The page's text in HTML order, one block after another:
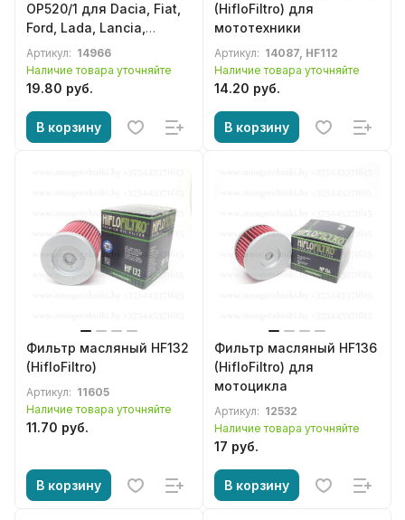
OP520/1 для Dacia, Fiat,
Ford, Lada, Lancia,
Renault
Артикул: 14966
Наличие товара уточняйте
19.80 руб.
В корзину
(HifloFiltro) для
мототехники
Артикул: 14087, HF112
Наличие товара уточняйте
14.20 руб.
В корзину
Фильтр масляный HF132
(HifloFiltro)
Артикул: 11605
Наличие товара уточняйте
11.70 руб.
В корзину
Фильтр масляный HF136
(HifloFiltro) для
мотоцикла
Артикул: 12532
Наличие товара уточняйте
17 руб.
В корзину